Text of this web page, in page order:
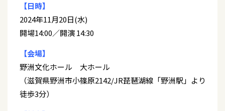
【日時】
2024年11月20日(水)
開場14:00／開演 14:30
【会場】
野洲文化ホール 大ホール
（滋賀県野洲市小篠原2142/JR琵琶湖線「野洲駅」より
徒歩3分）